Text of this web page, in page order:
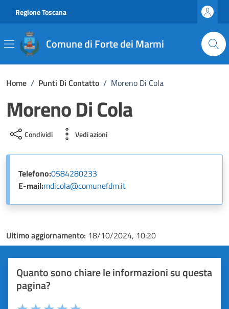
Regione Toscana
Comune di Forte dei Marmi
Home / Punti Di Contatto / Moreno Di Cola
Moreno Di Cola
Condividi Vedi azioni
Telefono:0584280233
E-mail:mdicola@comunefdm.it
Ultimo aggiornamento: 18/10/2024, 10:20
Quanto sono chiare le informazioni su questa
pagina?